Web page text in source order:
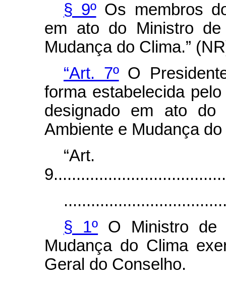
§ 9ºOs membros
em ato do Ministro
Mudança do Clima.”
“Art. 7ºO
forma estabelecida
designado em ato
Ambiente e Mudança do
“Art.
§ 1º O Ministro de
Mudança do Clima
Geral do Conselho.